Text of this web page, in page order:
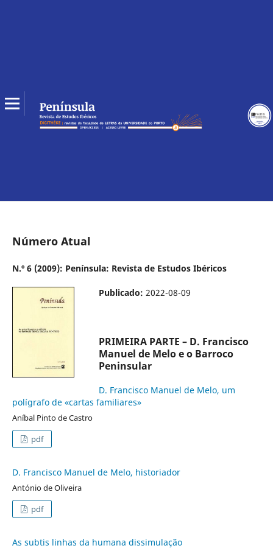
Número Atual
N.º 6 (2009): Península: Revista de Estudos Ibéricos
Publicado: 2022-08-09
PRIMEIRA PARTE – D. Francisco
Manuel de Melo e o Barroco
Peninsular
D. Francisco Manuel de Melo, um
polígrafo de «cartas familiares»
Aníbal Pinto de Castro
pdf
D. Francisco Manuel de Melo, historiador
António de Oliveira
pdf
As subtis linhas da humana dissimulação